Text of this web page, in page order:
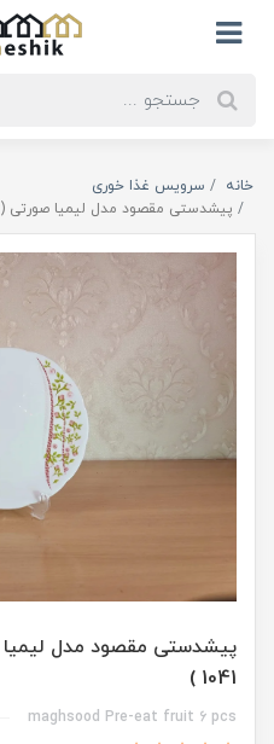
خانه
سرویس غذا خوری
پیشدستی مقصود مدل لیمیا صورتی (6عددی) - ( کد کالا : 1041 )
1041 )
maghsood Pre-eat fruit 6 pcs